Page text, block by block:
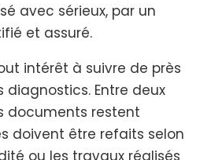
avec sérieux, par un
et assuré.
intérêt à suivre de près
diagnostics. Entre deux
documents restent
doivent être refaits selon